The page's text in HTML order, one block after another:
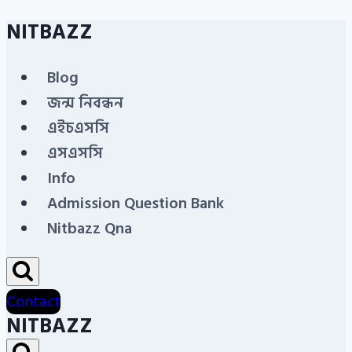
Skip
content
NITBAZZ
Blog
জন্ম নিবন্ধন
এইচএসসি
এসএসসি
Info
Admission Question Bank
Nitbazz Qna
Contact
NITBAZZ